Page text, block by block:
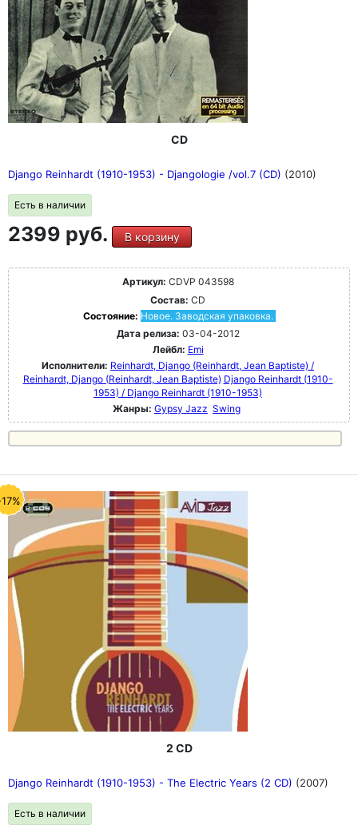
CD
Django Reinhardt (1910-1953) - Djangologie /vol.7 (CD) (2010)
Есть в наличии
2399 руб. В корзину
Артикул: CDVP 043598
Состав: CD
Состояние: Новое. Заводская упаковка.
Дата релиза: 03-04-2012
Лейбл: Emi
Исполнители: Reinhardt, Django (Reinhardt, Jean Baptiste) /
Reinhardt, Django (Reinhardt, Jean Baptiste) Django Reinhardt (1910-
1953) / Django Reinhardt (1910-1953)
Жанры: Gypsy Jazz Swing
2 CD
Django Reinhardt (1910-1953) - The Electric Years (2 CD) (2007)
Есть в наличии